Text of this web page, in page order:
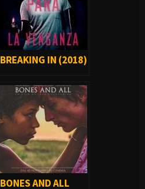
BREAKING IN (2018)
BONES AND ALL